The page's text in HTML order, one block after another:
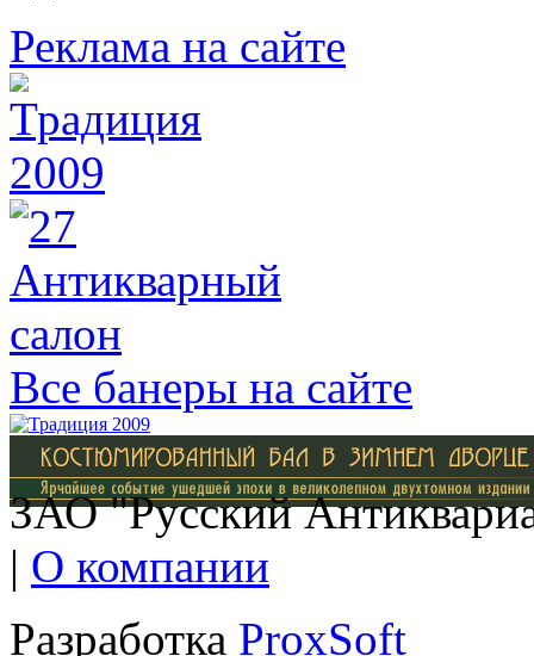
Реклама на сайте
Все банеры на сайте
ЗАО "Русский
| О компании
Разработка ProxSoft